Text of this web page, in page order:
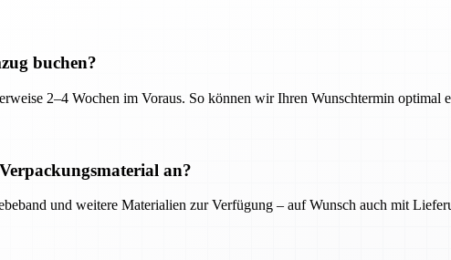
buchen?
2–4 Wochen im Voraus. So können wir Ihren Wunschtermin optimal
an?
und weitere Materialien zur Verfügung – auf Wunsch auch mit